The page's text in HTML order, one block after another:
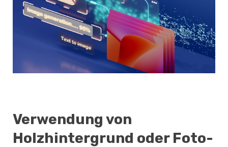
Verwendung von
Holzhintergrund oder Foto-